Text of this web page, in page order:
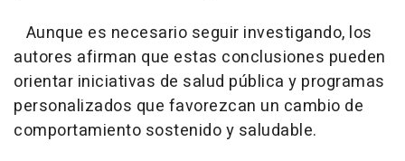
Aunque es necesario seguir investigando, los
autores afirman que estas conclusiones pueden
orientar iniciativas de salud pública y programas
personalizados que favorezcan un cambio de
comportamiento sostenido y saludable.